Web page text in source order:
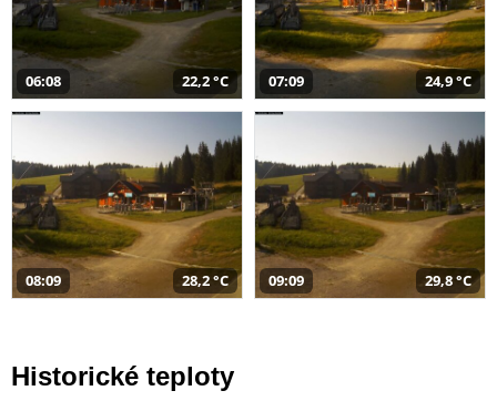
06:08 22,2 °C 07:09 24,9 °C
08:09 28,2 °C 09:09 29,8 °C
Historické teploty